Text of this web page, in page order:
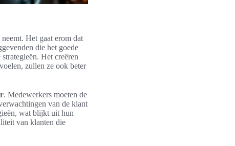
Het gaat erom dat
die het goede
Het creëren
zullen ze ook beter
. Medewerkers moeten de
van de klant
wat blijkt uit hun
van klanten die